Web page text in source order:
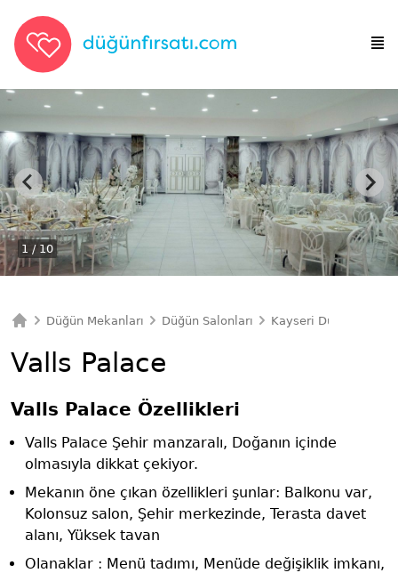
1 / 10
Düğün Mekanları Düğün Salonları Kayseri Düğün
Valls Palace
Valls Palace Özellikleri
Valls Palace Şehir manzaralı, Doğanın içinde
olmasıyla dikkat çekiyor.
Mekanın öne çıkan özellikleri şunlar: Balkonu var,
Kolonsuz salon, Şehir merkezinde, Terasta davet
alanı, Yüksek tavan
Olanaklar : Menü tadımı, Menüde değişiklik imkanı,